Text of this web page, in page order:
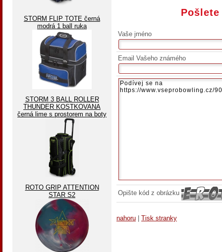
Vaše jméno
Email Vašeho známého
Opište kód z obrázku
nahoru Tisk stranky
STORM FLIP TOTE černá
modrá 1 ball ruka
STORM 3 BALL ROLLER
THUNDER KOSTKOVANA
černá lime s prostorem na boty
ROTO GRIP ATTENTION
STAR S2